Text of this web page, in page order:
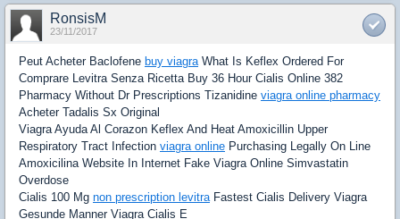
RonsisM
23/11/2017
Peut Acheter Baclofene buy viagraWhat Is Keflex Ordered For
Comprare Levitra Senza Ricetta Buy 36 Hour Cialis Online 382
Pharmacy Without Dr Prescriptions Tizanidine viagra online pharmacy
Acheter Tadalis Sx Original
Viagra Ayuda Al Corazon Keflex And Heat Amoxicillin Upper
Respiratory Tract Infection viagra online Purchasing Legally On Line
Amoxicilina Website In Internet Fake Viagra Online Simvastatin
Overdose
Cialis 100 Mg non prescription levitraFastest Cialis Delivery Viagra
Gesunde Manner Viagra Cialis E